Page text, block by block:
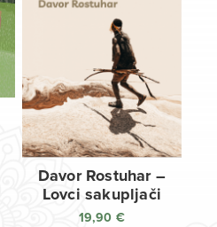
Davor Rostuhar –
Lovci sakupljači
19,90 €